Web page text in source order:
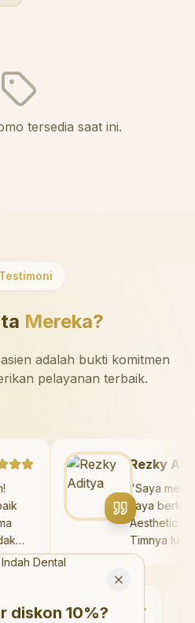
tersedia saat ini.
Testimoni
Mereka?
adalah bukti komitmen
pelayanan terbaik.
baik
tidak
Rezky
"Saya
saya
Timnya
Debby Sahertian
strong>?
diskon 10%?
Close